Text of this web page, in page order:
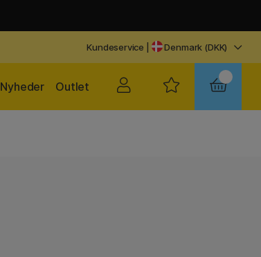
Kundeservice Denmark (DKK)
Outlet
Nyheder